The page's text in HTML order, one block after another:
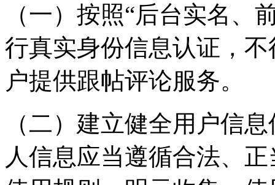
（一）按照“后台实名、
行真实身份信息认证，
户提供跟帖评论服务。
（二）建立健全用户信
人信息应当遵循合法、